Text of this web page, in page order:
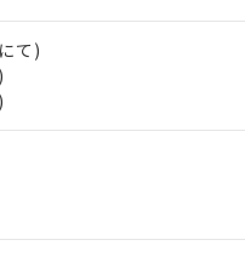
て)
スに関するお客様との取引
ード
ードすることができます。
含有証明書
有を証明するもので、過去
ステル類４物質の対応で
日を記載しておりました。
替を完了していることか
部門へお問い合わせくださ